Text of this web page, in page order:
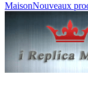
MaisonNouveaux